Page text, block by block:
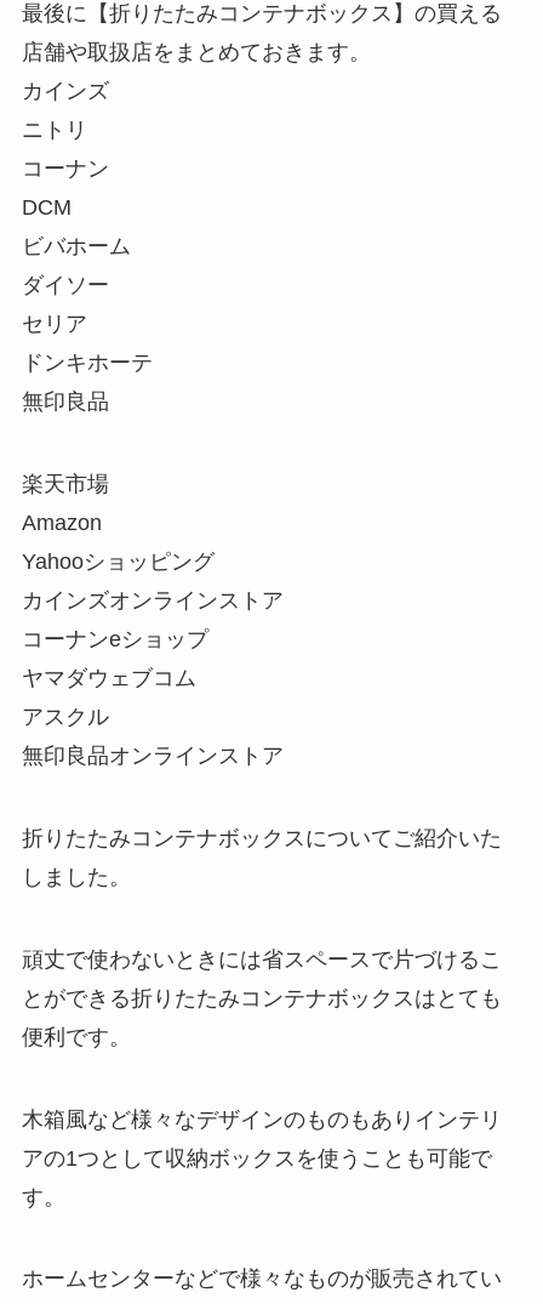
最後に【折りたたみコンテナボックス】の買える
店舗や取扱店をまとめておきます。
カインズ
ニトリ
コーナン
DCM
ビバホーム
ダイソー
セリア
ドンキホーテ
無印良品
楽天市場
Amazon
Yahooショッピング
カインズオンラインストア
コーナンeショップ
ヤマダウェブコム
アスクル
無印良品オンラインストア
折りたたみコンテナボックスについてご紹介いた
しました。
頑丈で使わないときには省スペースで片づけるこ
とができる折りたたみコンテナボックスはとても
便利です。
木箱風など様々なデザインのものもありインテリ
アの1つとして収納ボックスを使うことも可能で
す。
ホームセンターなどで様々なものが販売されてい